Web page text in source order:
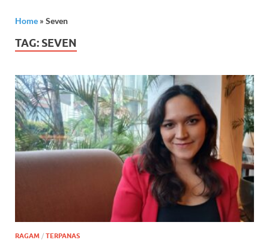
Home » Seven
TAG: SEVEN
RAGAM / TERPANAS